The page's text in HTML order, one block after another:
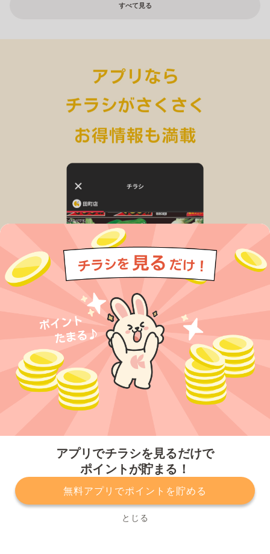
アプリでチラシを見るだけで
ポイントが貯まる！
無料アプリでポイントを貯める
とじる
すべて見る
プライバシーポリシー 利用規約
運営会社
サービスに関してのお問い合わせ